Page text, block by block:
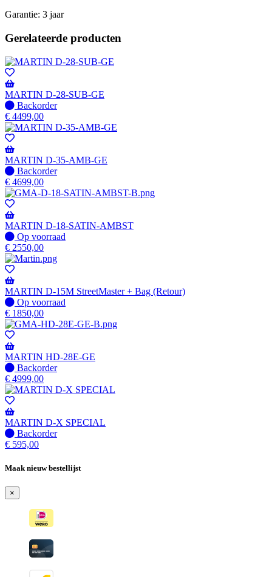
Garantie: 3 jaar
Gerelateerde producten
MARTIN D-28-SUB-GE
Niet
op
voorraad
-
Wordt
verzonden
wanneer
beschikbaar
Backorder
€ 4499,00
MARTIN D-35-AMB-GE
Niet
op
voorraad
-
Wordt
verzonden
wanneer
beschikbaar
Backorder
€ 4699,00
MARTIN D-18-SATIN-AMBST
Op
voorraad
Op voorraad
€ 2550,00
MARTIN D-15M StreetMaster + Bag (Retour)
Op
voorraad
Op voorraad
€ 1850,00
MARTIN HD-28E-GE
Niet
op
voorraad
-
Wordt
verzonden
wanneer
beschikbaar
Backorder
€ 4999,00
MARTIN D-X SPECIAL
Niet
op
-
verzonden
wanneer
beschikbaar
Backorder
€ 595,00
Maak nieuw bestellijst
×